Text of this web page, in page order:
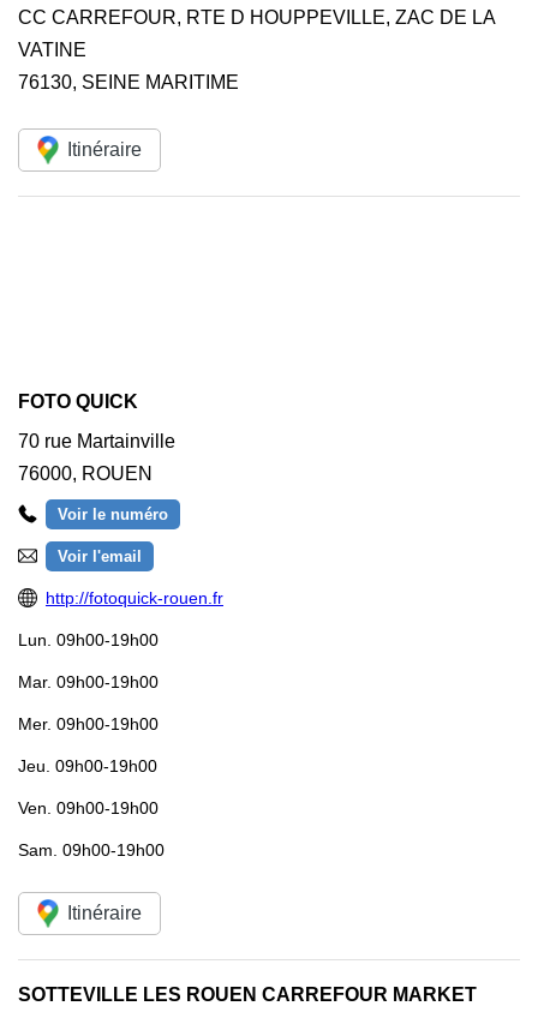
CC CARREFOUR, RTE D HOUPPEVILLE, ZAC DE LA
VATINE
76130, SEINE MARITIME
Itinéraire
FOTO QUICK
70 rue Martainville
76000, ROUEN
Voir le numéro
Voir l'email
http://fotoquick-rouen.fr
Lun. 09h00-19h00
Mar. 09h00-19h00
Mer. 09h00-19h00
Jeu. 09h00-19h00
Ven. 09h00-19h00
Sam. 09h00-19h00
Itinéraire
SOTTEVILLE LES ROUEN CARREFOUR MARKET